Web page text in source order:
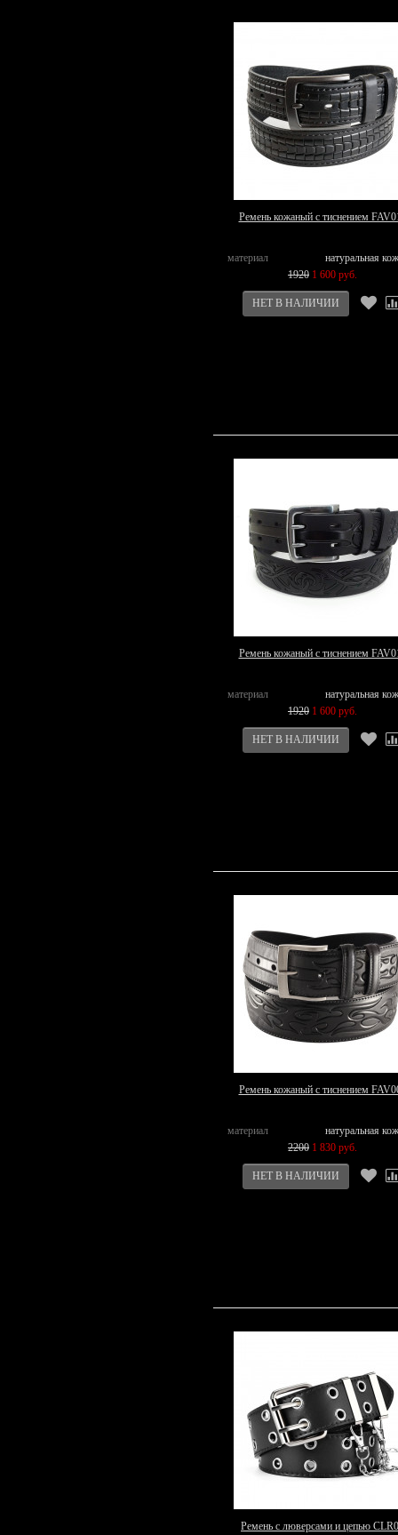
Ремень кожаный с тиснением
материал
натуральная
1920 1 600 руб.
Ремень кожаный с тиснением
материал
натуральная
1920 1 600 руб.
Ремень кожаный с тиснением
материал
натуральная
2200 1 830 руб.
Ремень с люверсами и цепью